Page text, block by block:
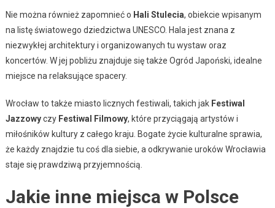
Nie można również zapomnieć o Hali Stulecia, obiekcie wpisanym
na listę światowego dziedzictwa UNESCO. Hala jest znana z
niezwykłej architektury i organizowanych tu wystaw oraz
koncertów. W jej pobliżu znajduje się także Ogród Japoński, idealne
miejsce na relaksujące spacery.
Wrocław to także miasto licznych festiwali, takich jak Festiwal
Jazzowyczy Festiwal Filmowy, które przyciągają artystów i
miłośników kultury z całego kraju. Bogate życie kulturalne sprawia,
że każdy znajdzie tu coś dla siebie, a odkrywanie uroków Wrocławia
staje się prawdziwą przyjemnością.
Jakie inne miejsca w Polsce